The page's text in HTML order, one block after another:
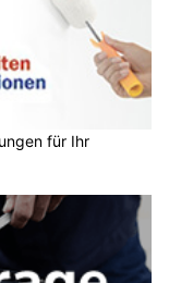
für Ihr